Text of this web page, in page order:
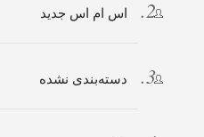
اس ام اس جدید
دسته‌بندی نشده